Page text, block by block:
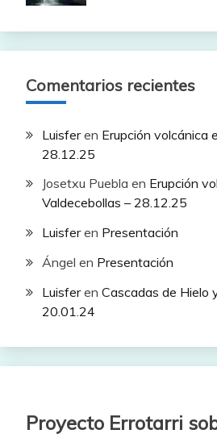
Comentarios recientes
Luisferen Erupción volcánica
28.12.25
Josetxu Puebla en Erupción
Valdecebollas – 28.12.25
Luisferen Presentación
Ángel en Presentación
Luisferen Cascadas de Hielo
20.01.24
Proyecto Errotarri